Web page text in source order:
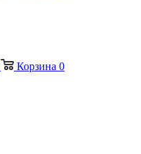
Корзина 0